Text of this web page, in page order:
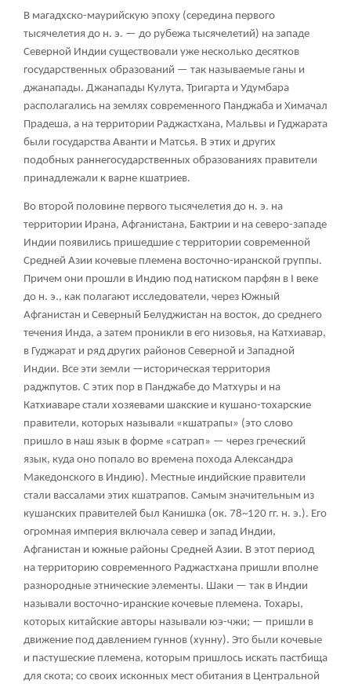
В магадхско-маурийскую эпоху (середина первого
тысячелетия до н. э. — до рубежа тысячелетий) на западе
Северной Индии существовали уже несколько десятков
государственных образований — так называемые ганы и
джанапады. Джанапады Кулута, Тригарта и Удумбара
располагались на землях современного Панджаба и Химачал
Прадеша, а на территории Раджастхана, Мальвы и Гуджарата
были государства Аванти и Матсья. В этих и других
подобных раннегосударственных образованиях правители
принадлежали к варне кшатриев.
Во второй половине первого тысячелетия до н. э. на
территории Ирана, Афганистана, Бактрии и на северо-западе
Индии появились пришедшие с территории современной
Средней Азии кочевые племена восточно-иранской группы.
Причем они прошли в Индию под натиском парфян в I веке
до н. э., как полагают исследователи, через Южный
Афганистан и Северный Белуджистан на восток, до среднего
течения Инда, а затем проникли в его низовья, на Катхиавар,
в Гуджарат и ряд других районов Северной и Западной
Индии. Все эти земли —историческая территория
раджпутов. С этих пор в Панджабе до Матхуры и на
Катхиаваре стали хозяевами шакские и кушано-тохарские
правители, которых называли «кшатрапы» (это слово
пришло в наш язык в форме «сатрап» — через греческий
язык, куда оно попало во времена похода Александра
Македонского в Индию). Местные индийские правители
стали вассалами этих кшатрапов. Самым значительным из
кушанских правителей был Канишка (ок. 78~120 гг. н. э.). Его
огромная империя включала север и запад Индии,
Афганистан и южные районы Средней Азии. В этот период
на территорию современного Раджастхана пришли вполне
разнородные этнические элементы. Шаки — так в Индии
называли восточно-иранские кочевые племена. Тохары,
которых китайские авторы называли юэ-чжи; — пришли в
движение под давлением гуннов (хунну). Это были кочевые
и пастушеские племена, которым пришлось искать пастбища
для скота; со своих исконных мест обитания в Центральной